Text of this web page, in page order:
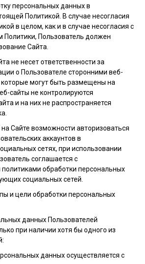
персональных данных в
Политикой. В случае несогласия
в целом, как и в случае несогласия с
Политики, Пользователь должен
Сайта.
не несет ответственности за
о Пользователе сторонними веб-
которые могут быть размещены на
сайты не контролируются
и на них не распространяется
Сайте возможности авторизоваться
аккаунтов в
сетях, при использовании
соглашается с
обработки персональных
социальных сетей.
и цели обработки персональных
данных Пользователей
при наличии хотя бы одного из
данных осуществляется с